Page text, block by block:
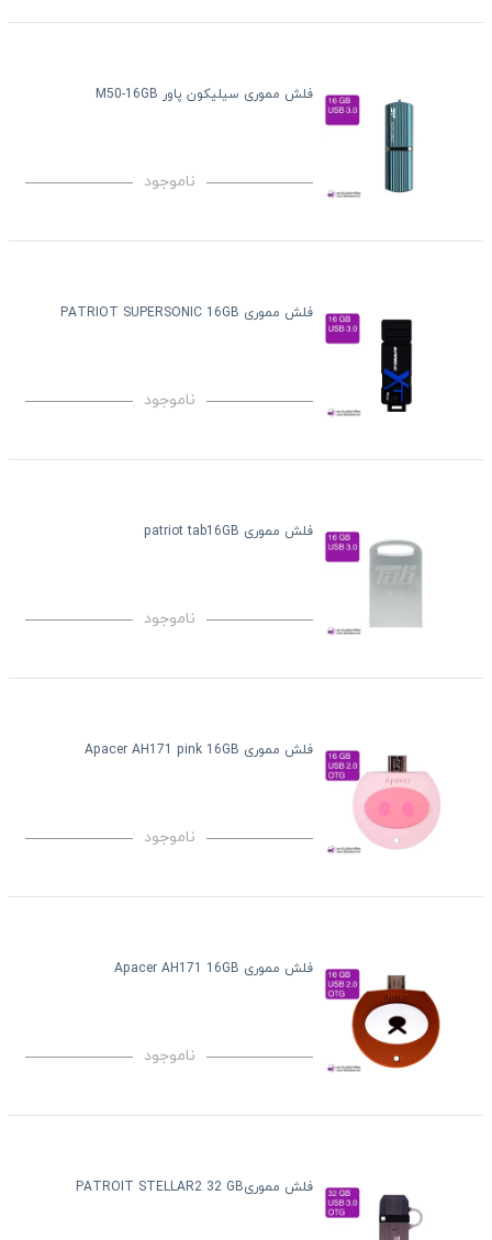
فلش مموری سیلیکون پاور M50-16GB
ناموجود
فلش مموری PATRIOT SUPERSONIC 16GB
ناموجود
فلش مموری patriot tab16GB
ناموجود
فلش مموری Apacer AH171 pink 16GB
ناموجود
فلش مموری Apacer AH171 16GB
ناموجود
فلش مموریPATROIT STELLAR2 32 GB